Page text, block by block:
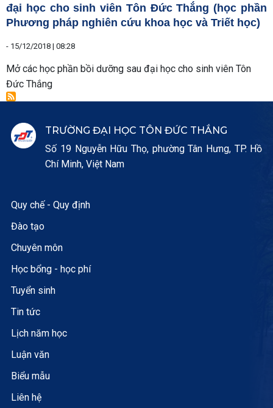
đại học cho sinh viên Tôn Đức Thắng (học phần
Phương pháp nghiên cứu khoa học và Triết học)
- 15/12/2018 | 08:28
Mở các học phần bồi dưỡng sau đại học cho sinh viên Tôn
Đức Thắng
TRƯỜNG ĐẠI HỌC TÔN ĐỨC THẮNG
Số 19 Nguyễn Hữu Thọ, phường Tân Hưng, TP. Hồ
Chí Minh, Việt Nam
Quy chế - Quy định
Đào tạo
Chuyên môn
Học bổng - học phí
Tuyển sinh
Tin tức
Lịch năm học
Luận văn
Biểu mẫu
Liên hệ